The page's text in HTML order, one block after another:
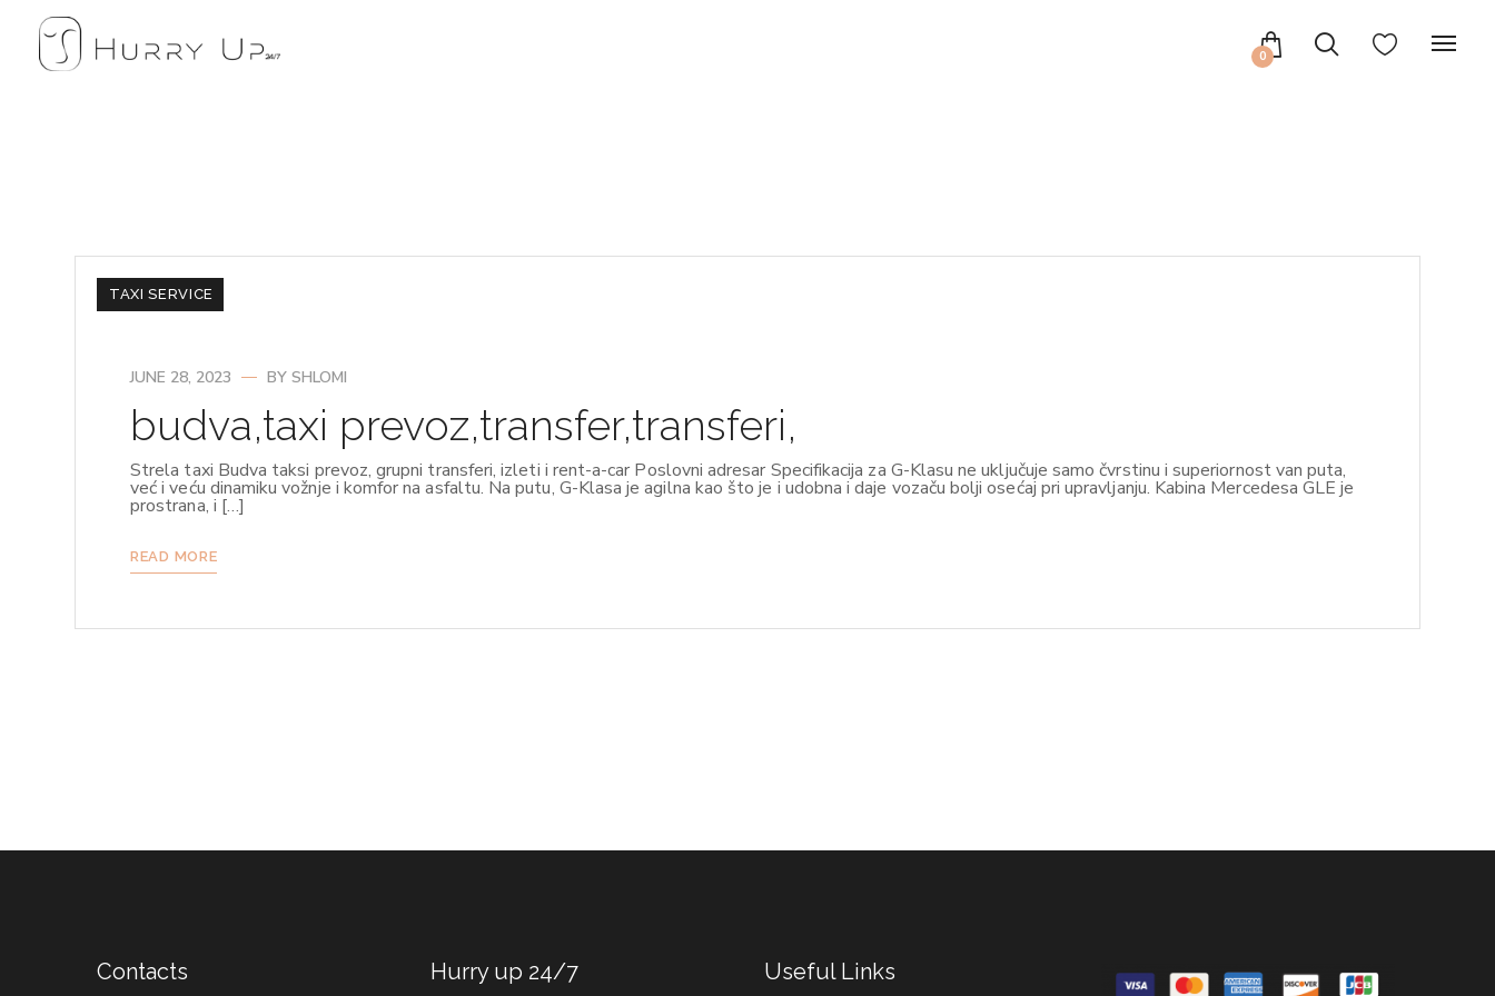
0
TAXI SERVICE
JUNE 28, 2023 BY SHLOMI
budva,taxi prevoz,transfer,transferi,
Strela taxi Budva taksi prevoz, grupni transferi, izleti i rent-a-car Poslovni adresar Specifikacija za G-Klasu ne uključuje samo čvrstinu i superiornost van puta,
već i veću dinamiku vožnje i komfor na asfaltu. Na putu, G-Klasa je agilna kao što je i udobna i daje vozaču bolji osećaj pri upravljanju. Kabina Mercedesa GLE je
prostrana, i […]
READ MORE
Contacts Hurry up 24/7 Useful Links